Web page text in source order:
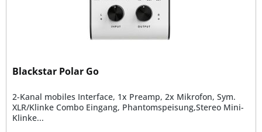
Blackstar Polar Go
2-Kanal mobiles Interface, 1x Preamp, 2x Mikrofon, Sym.
XLR/Klinke Combo Eingang, Phantomspeisung,Stereo Mini-
Klinke...